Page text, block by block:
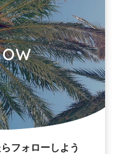
フォローしよう